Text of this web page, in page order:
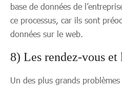
base de données de
ce processus, car ils sont
données sur le web.
8) Les rendez-vous et
Un des plus grands